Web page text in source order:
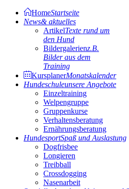
HomeStartseite
News& aktuelles
ArtikelTexte rund um
den Hund
Bildergalerienz.B.
Bilder aus dem
Training
KursplanerMonatskalender
Hundeschuleunsere Angebote
Einzeltraining
Welpengruppe
Gruppenkurse
Verhaltensberatung
Ernährungsberatung
HundesportSpaß und Auslastung
Dogfrisbee
Longieren
Treibball
Crossdogging
Nasenarbeit